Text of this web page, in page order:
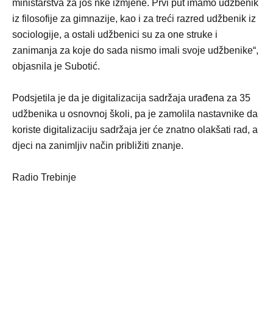
ministarstva za još nke izmjene. Prvi put imamo udžbenik
iz filosofije za gimnazije, kao i za treći razred udžbenik iz
sociologije, a ostali udžbenici su za one struke i
zanimanja za koje do sada nismo imali svoje udžbenike“,
objasnila je Subotić.
Podsjetila je da je digitalizacija sadržaja urađena za 35
udžbenika u osnovnoj školi, pa je zamolila nastavnike da
koriste digitalizaciju sadržaja jer će znatno olakšati rad, a
djeci na zanimljiv način približiti znanje.
Radio Trebinje